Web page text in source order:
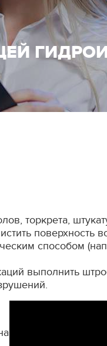
торкрета,
поверхность
способом
выполнить